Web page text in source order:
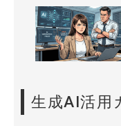
生成AI活用